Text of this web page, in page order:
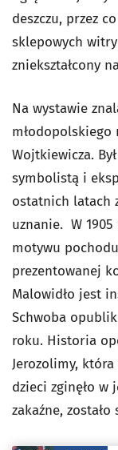
deszczu, przez
sklepowych
zniekształcony
Na wystawie
Wojtkiewicza.
symbolistą i
ostatnich latach
uznanie. W
motywu
prezentowanej
Malowidło jest
Schwoba
roku. Historia
Jerozolimy, która
dzieci zginęło w
zakaźne,